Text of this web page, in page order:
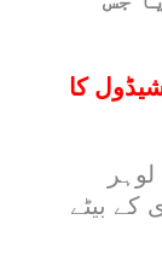
کے شیڈول کا
کے بیٹے